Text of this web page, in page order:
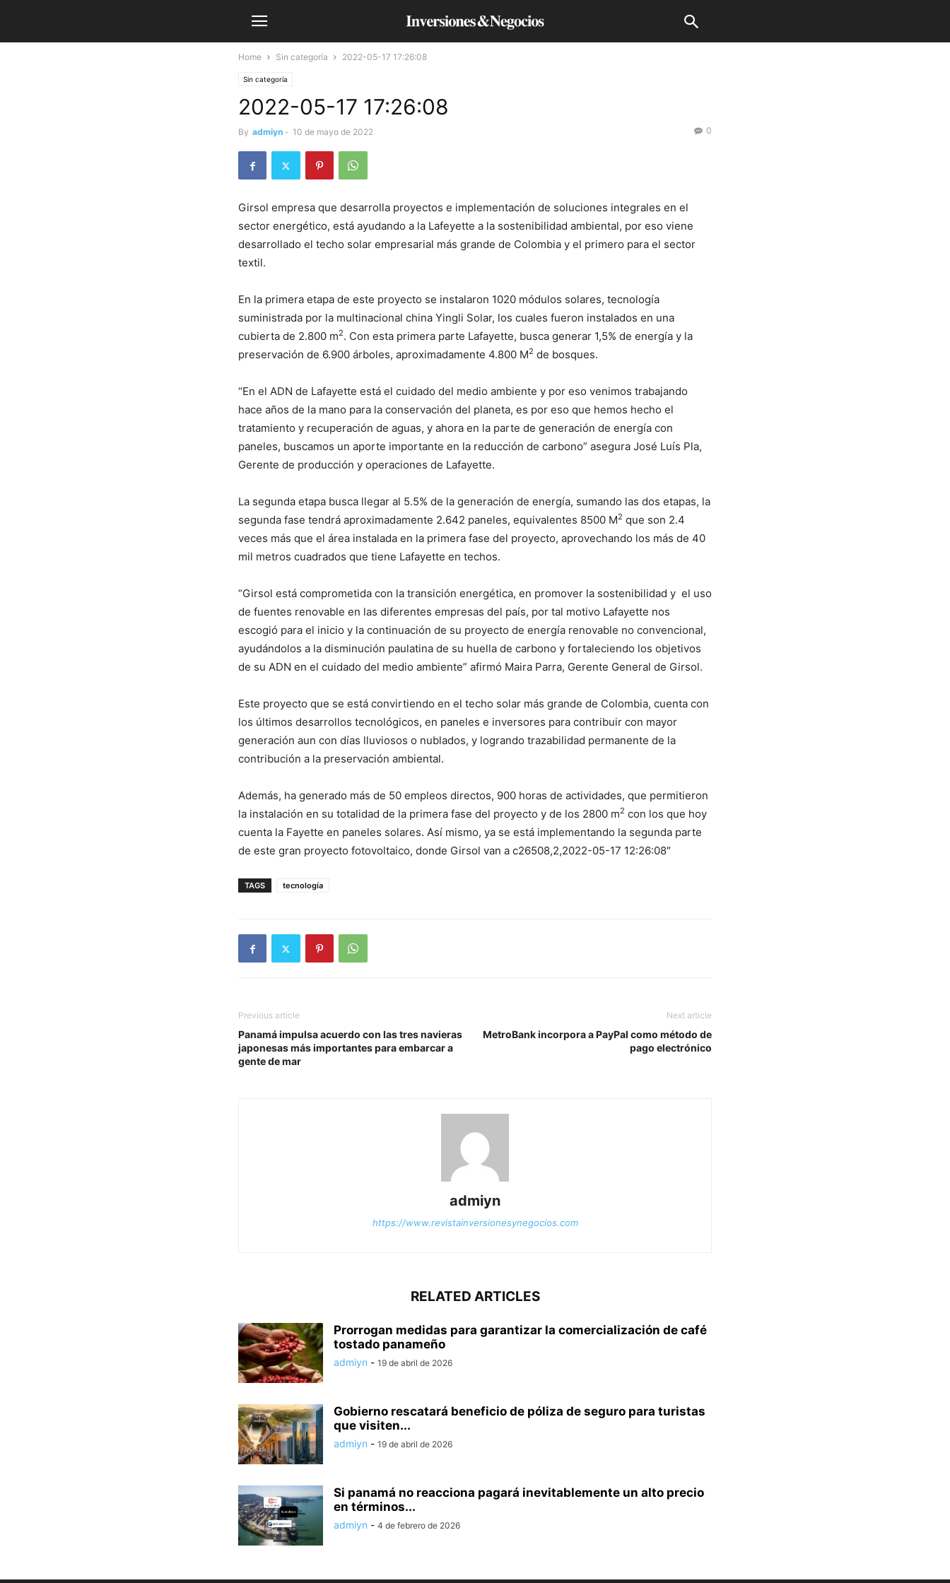
Home Sin categoría 2022-05-17 17:26:08
Sin categoría
2022-05-17 17:26:08
By admiyn - 10 de mayo de 2022 0
Girsol empresa que desarrolla proyectos e implementación de soluciones integrales en el
sector energético, está ayudando a la Lafeyette a la sostenibilidad ambiental, por eso viene
desarrollado el techo solar empresarial más grande de Colombia y el primero para el sector
textil.
En la primera etapa de este proyecto se instalaron 1020 módulos solares, tecnología
suministrada por la multinacional china Yingli Solar, los cuales fueron instalados en una
cubierta de 2.800 m2. Con esta primera parte Lafayette, busca generar 1,5% de energía y la
preservación de 6.900 árboles, aproximadamente 4.800 M2 de bosques.
“En el ADN de Lafayette está el cuidado del medio ambiente y por eso venimos trabajando
hace años de la mano para la conservación del planeta, es por eso que hemos hecho el
tratamiento y recuperación de aguas, y ahora en la parte de generación de energía con
paneles, buscamos un aporte importante en la reducción de carbono” asegura José Luís Pla,
Gerente de producción y operaciones de Lafayette.
La segunda etapa busca llegar al 5.5% de la generación de energía, sumando las dos etapas, la
segunda fase tendrá aproximadamente 2.642 paneles, equivalentes 8500 M2 que son 2.4
veces más que el área instalada en la primera fase del proyecto, aprovechando los más de 40
mil metros cuadrados que tiene Lafayette en techos.
“Girsol está comprometida con la transición energética, en promover la sostenibilidad y el uso
de fuentes renovable en las diferentes empresas del país, por tal motivo Lafayette nos
escogió para el inicio y la continuación de su proyecto de energía renovable no convencional,
ayudándolos a la disminución paulatina de su huella de carbono y fortaleciendo los objetivos
de su ADN en el cuidado del medio ambiente” afirmó Maira Parra, Gerente General de Girsol.
Este proyecto que se está convirtiendo en el techo solar más grande de Colombia, cuenta con
los últimos desarrollos tecnológicos, en paneles e inversores para contribuir con mayor
generación aun con días lluviosos o nublados, y logrando trazabilidad permanente de la
contribución a la preservación ambiental.
Además, ha generado más de 50 empleos directos, 900 horas de actividades, que permitieron
la instalación en su totalidad de la primera fase del proyecto y de los 2800 m2 con los que hoy
cuenta la Fayette en paneles solares. Así mismo, ya se está implementando la segunda parte
de este gran proyecto fotovoltaico, donde Girsol van a c26508,2,2022-05-17 12:26:08″
TAGS tecnología
Previous article
Panamá impulsa acuerdo con las tres navieras
japonesas más importantes para embarcar a
gente de mar
Next article
MetroBank incorpora a PayPal como método de
pago electrónico
admiyn
https://www.revistainversionesynegocios.com
RELATED ARTICLES
Prorrogan medidas para garantizar la comercialización de café
tostado panameño
admiyn - 19 de abril de 2026
Gobierno rescatará beneficio de póliza de seguro para turistas
que visiten...
admiyn - 19 de abril de 2026
Si panamá no reacciona pagará inevitablemente un alto precio
en términos...
admiyn - 4 de febrero de 2026